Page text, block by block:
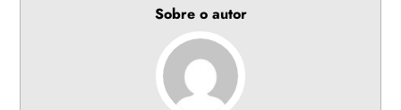
Sobre o autor